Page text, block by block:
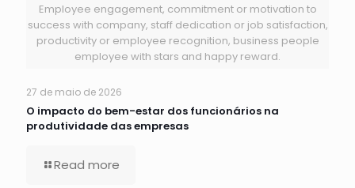
Employee engagement, commitment or motivation to
success with company, staff dedication or job satisfaction,
productivity or employee recognition, business people
employee with stars and happy reward.
27 de maio de 2026
O impacto do bem-estar dos funcionários na
produtividade das empresas
Read more